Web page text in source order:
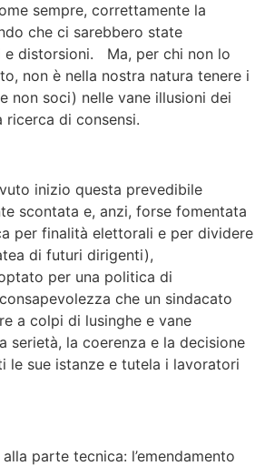
sempre, correttamente la
che ci sarebbero state
e distorsioni. Ma, per chi non lo
non è nella nostra natura tenere i
non soci) nelle vane illusioni dei
di consensi.
inizio questa prevedibile
scontata e, anzi, forse fomentata
per finalità elettorali e per dividere
di futuri dirigenti),
per una politica di
che un sindacato
a colpi di lusinghe e vane
serietà, la coerenza e la decisione
le sue istanze e tutela i lavoratori
parte tecnica: l’emendamento